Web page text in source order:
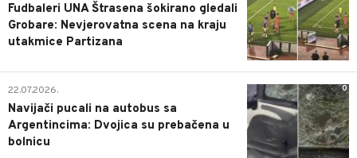
Fudbaleri UNA Štrasena šokirano gledali
Grobare: Nevjerovatna scena na kraju
utakmice Partizana
0
22.07.2026.
Navijači pucali na autobus sa
Argentincima: Dvojica su prebačena u
bolnicu